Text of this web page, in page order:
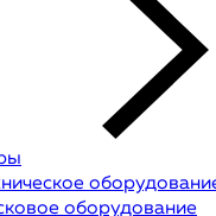
оборудование